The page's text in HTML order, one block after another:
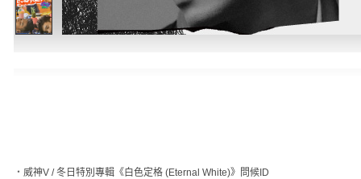
‧ 威神V / 冬日特別專輯《白色定格 (Eternal White)》問候ID